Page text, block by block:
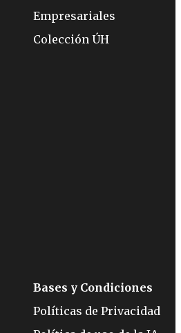
Empresariales
Colección ÚH
Bases y Condiciones
Políticas de Privacidad